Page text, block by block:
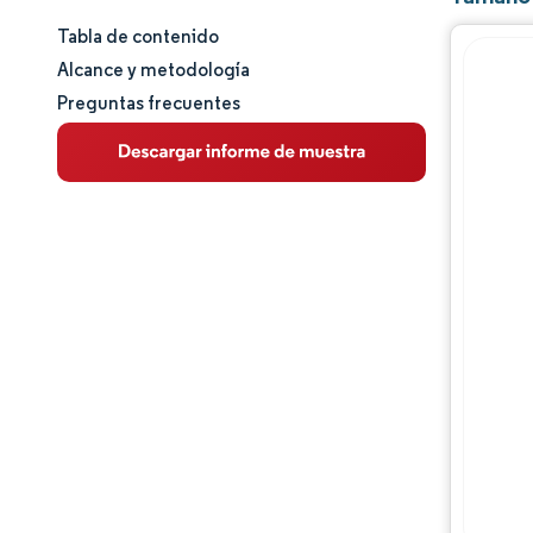
Tamaño y cuota de mercado
Análisis de mercado
Tendencias e ideas
Tabla de contenido
Alcance y metodología
Preguntas frecuentes